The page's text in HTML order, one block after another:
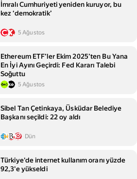
İmralı Cumhuriyeti yeniden kuruyor, bu
kez ‘demokratik’
5 Ağustos
Ethereum ETF’ler Ekim 2025’ten Bu Yana
En İyi Ayını Geçirdi: Fed Kararı Talebi
Soğuttu
5 Ağustos
Sibel Tan Çetinkaya, Üsküdar Belediye
Başkanı seçildi: 22 oy aldı
Dün
Türkiye'de internet kullanım oranı yüzde
92,3'e yükseldi